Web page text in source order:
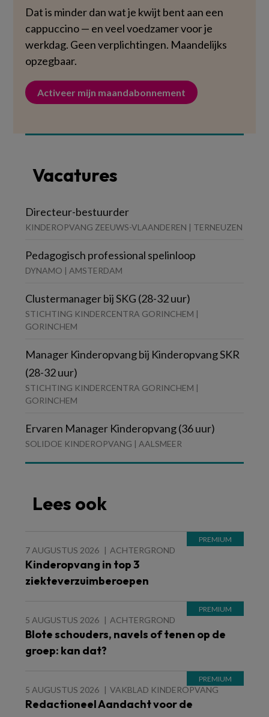
Dat is minder dan wat je kwijt bent aan een
cappuccino — en veel voedzamer voor je
werkdag. Geen verplichtingen. Maandelijks
opzegbaar.
Activeer mijn maandabonnement
Vacatures
Directeur-bestuurder
KINDEROPVANG ZEEUWS-VLAANDEREN | TERNEUZEN
Pedagogisch professional spelinloop
DYNAMO | AMSTERDAM
Clustermanager bij SKG (28-32 uur)
STICHTING KINDERCENTRA GORINCHEM |
GORINCHEM
Manager Kinderopvang bij Kinderopvang SKR
(28-32 uur)
STICHTING KINDERCENTRA GORINCHEM |
GORINCHEM
Ervaren Manager Kinderopvang (36 uur)
SOLIDOE KINDEROPVANG | AALSMEER
Lees ook
7 AUGUSTUS 2026 ACHTERGROND
Kinderopvang in top 3
ziekteverzuimberoepen
5 AUGUSTUS 2026 ACHTERGROND
Blote schouders, navels of tenen op de
groep: kan dat?
5 AUGUSTUS 2026 VAKBLAD KINDEROPVANG
Redactioneel Aandacht voor de